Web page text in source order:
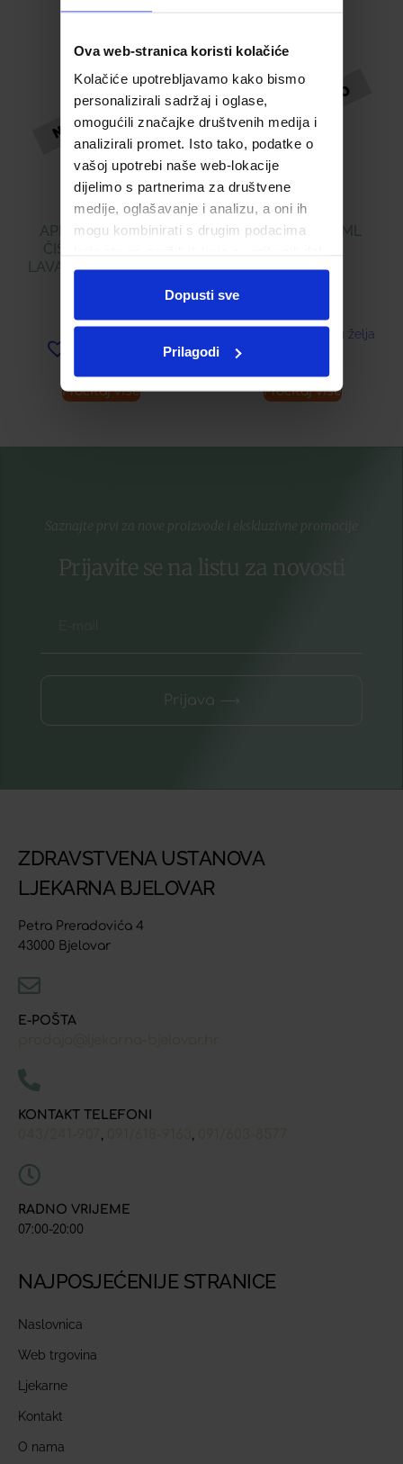
Ova web-stranica koristi kolačiće
Kolačiće upotrebljavamo kako bismo
personalizirali sadržaj i oglase,
omogućili značajke društvenih medija i
analizirali promet. Isto tako, podatke o
vašoj upotrebi naše web-lokacije
dijelimo s partnerima za društvene
medije, oglašavanje i analizu, a oni ih
mogu kombinirati s drugim podacima
ste upotrebljavali njihove usluge.
Dopusti sve
Prilagodi
APIVITA TONIK ZA
ČIŠĆENJE LICA S
LAVANDOM I MEDOM
Dodaj u listu želja
Pročitaj više
IRIX SPREJ 75 ML
7,86€
Dodaj u listu želja
Pročitaj više
Saznajte prvi za nove proizvode i ekskluzivne promocije
Prijavite se na listu za novosti
Prijava ⟶
ZDRAVSTVENA USTANOVA
LJEKARNA BJELOVAR
Petra Preradovića 4
43000 Bjelovar
E-POŠTA
KONTAKT TELEFONI
RADNO VRIJEME
07:00-20:00
NAJPOSJEĆENIJE STRANICE
Naslovnica
Web trgovina
Ljekarne
Kontakt
O nama